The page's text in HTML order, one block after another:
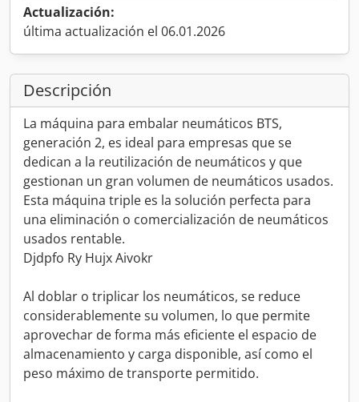
Actualización:
última actualización el 06.01.2026
Descripción
La máquina para embalar neumáticos BTS,
generación 2, es ideal para empresas que se
dedican a la reutilización de neumáticos y que
gestionan un gran volumen de neumáticos usados.
Esta máquina triple es la solución perfecta para
una eliminación o comercialización de neumáticos
usados rentable.
Djdpfo Ry Hujx Aivokr
Al doblar o triplicar los neumáticos, se reduce
considerablemente su volumen, lo que permite
aprovechar de forma más eficiente el espacio de
almacenamiento y carga disponible, así como el
peso máximo de transporte permitido.